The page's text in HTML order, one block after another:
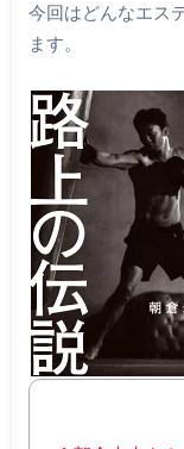
今回はどんなエス
ます。